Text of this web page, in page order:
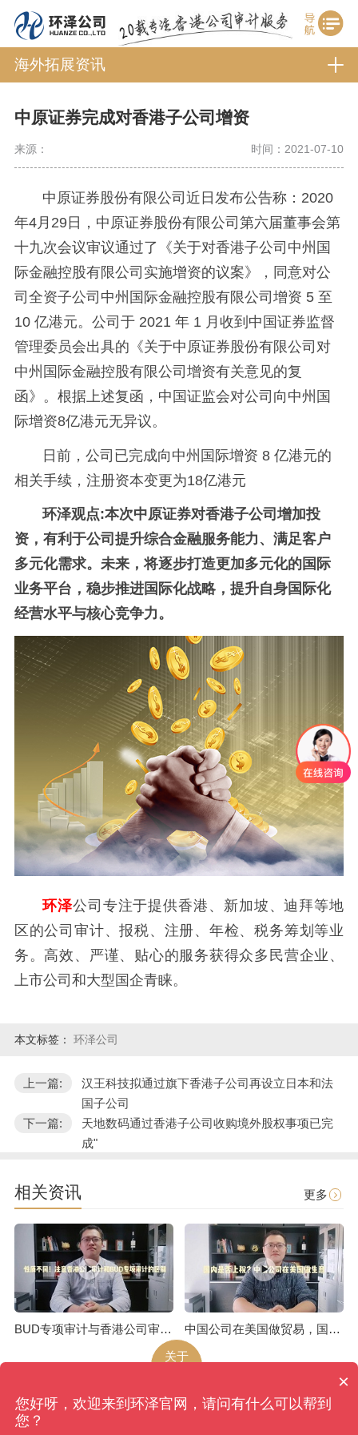
海外拓展资讯
中原证券完成对香港子公司增资
来源： 时间：2021-07-10
中原证券股份有限公司近日发布公告称：2020
年4月29日，中原证券股份有限公司第六届董事会第
十九次会议审议通过了《关于对香港子公司中州国
际金融控股有限公司实施增资的议案》，同意对公
司全资子公司中州国际金融控股有限公司增资 5 至
10 亿港元。公司于 2021 年 1 月收到中国证券监督
管理委员会出具的《关于中原证券股份有限公司对
中州国际金融控股有限公司增资有关意见的复
函》。根据上述复函，中国证监会对公司向中州国
际增资8亿港元无异议。
日前，公司已完成向中州国际增资 8 亿港元的
相关手续，注册资本变更为18亿港元
环泽观点:本次中原证券对香港子公司增加投
资，有利于公司提升综合金融服务能力、满足客户
多元化需求。未来，将逐步打造更加多元化的国际
业务平台，稳步推进国际化战略，提升自身国际化
经营水平与核心竞争力。
环泽公司专注于提供香港、新加坡、迪拜等地
区的公司审计、报税、注册、年检、税务筹划等业
务。高效、严谨、贴心的服务获得众多民营企业、
上市公司和大型国企青睐。
本文标签： 环泽公司
上一篇:
汉王科技拟通过旗下香港子公司再设立日本和法
国子公司
下一篇:
天地数码通过香港子公司收购境外股权事项已完
成"
相关资讯 更多
BUD专项审计与香港公司审计是不一样的
中国公司在美国做贸易，国内是否上税呢
关于
环泽版权所有
网站地图
香港、成都、北京、上海、广州、南京、昆明、武汉...
×
您好呀，欢迎来到环泽官网，请问有什么可以帮到
您？